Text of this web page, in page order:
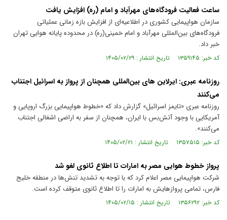
ساعت فعالیت فرودگاه‌های مهرآباد و امام (ره) افزایش یافت
سازمان هواپیمایی کشوری در اطلاعیه‌ای از افزایش بازه زمانی عملیاتی
فرودگاه‌های بین‌المللی مهرآباد و امام خمینی(ره) در محدوده پایانه هوایی تهران
خبر داد.
کد خبر: ۱۳۵۹۱۴۵ تاریخ انتشار : ۱۴۰۵/۰۲/۲۹
روزنامه عبری: ایرلاین های بین‌المللی همچنان از پرواز به اسرائیل اجتناب
می‌کنند
روزنامه عبری «تایمز اسرائیل» گزارش داد که «خطوط هواپیمایی بزرگ اروپایی و
آمریکایی با وجود آتش‌بس با ایران، همچنان از سفر به اراضی اشغالی اجتناب
می‌کنند».
کد خبر: ۱۳۵۷۵۱۵ تاریخ انتشار : ۱۴۰۵/۰۲/۲۱
پرواز خطوط هوایی مصر به امارات تا اطلاع ثانوی لغو شد
شرکت هواپیمایی مصر اعلام کرد که با توجه به تشدید تنش‌ها در منطقه خلیج
فارس، تمامی پروازهایش به امارات را تا اطلاع ثانوی متوقف کرده است.
کد خبر: ۱۳۵۶۲۹۲ تاریخ انتشار : ۱۴۰۵/۰۲/۱۵